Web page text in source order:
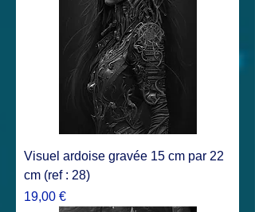
Visuel ardoise gravée 15 cm par 22
cm (ref : 28)
Prix
19,00 €